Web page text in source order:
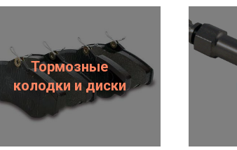
Тормозные
колодки и диски